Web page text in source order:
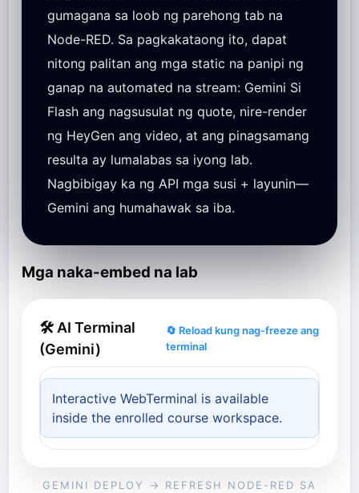
gumagana sa loob ng parehong tab na
Node-RED. Sa pagkakataong ito, dapat
nitong palitan ang mga static na panipi ng
ganap na automated na stream: Gemini Si
Flash ang nagsusulat ng quote, nire-render
ng HeyGen ang video, at ang pinagsamang
resulta ay lumalabas sa iyong lab.
Nagbibigay ka ng API mga susi + layunin—
Gemini ang humahawak sa iba.
Mga naka-embed na lab
🛠 AI Terminal
(Gemini)
🔄 Reload kung nag-freeze ang
terminal
Interactive WebTerminal is available
inside the enrolled course workspace.
GEMINI DEPLOY → REFRESH NODE-RED SA